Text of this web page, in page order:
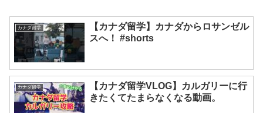
カナダ留学
【カナダ留学】カナダからロサンゼル
スへ！ #shorts
カナダ留学
【カナダ留学VLOG】カルガリーに行
きたくてたまらなくなる動画。